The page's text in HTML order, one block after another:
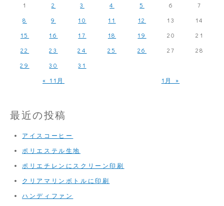
« 11月 1月 »
1 2 3 4 5 6
7
8
9 10 11 12 13
14
15
16 17 18 19 20
21
22
23 24 25 26 27
28
29
30 31
最近の投稿
アイスコーヒー
ポリエステル生地
ポリエチレンにスクリーン印刷
クリアマリンボトルに印刷
ハンディファン